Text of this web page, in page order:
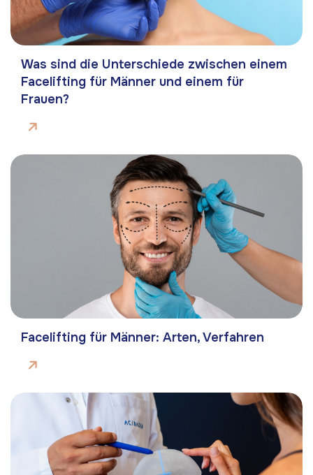
Was sind die Unterschiede zwischen einem
Facelifting für Männer und einem für
Frauen?
Facelifting für Männer: Arten, Verfahren